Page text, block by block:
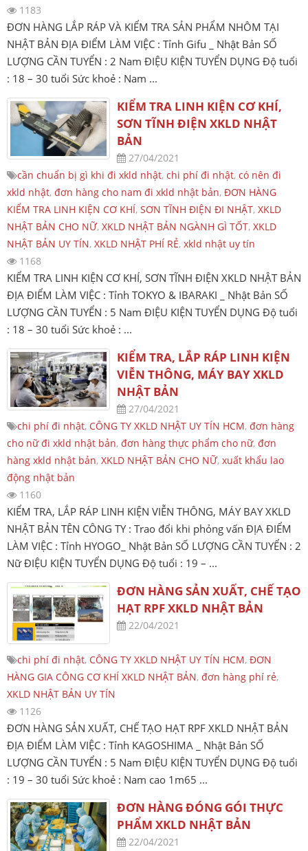
1183
ĐƠN HÀNG LẮP RÁP VÀ KIỂM TRA SẢN PHẨM NHÔM TẠI
NHẬT BẢN ĐỊA ĐIỂM LÀM VIỆC : Tỉnh Gifu _ Nhật Bản SỐ
LƯỢNG CẦN TUYỂN : 2 Nam ĐIỆU KIỆN TUYỂN DỤNG Độ tuổi
: 18 – 30 tuổi Sức khoẻ : Nam ...
KIỂM TRA LINH KIỆN CƠ KHÍ,
SƠN TĨNH ĐIỆN XKLD NHẬT
BẢN
27/04/2021
cần chuẩn bị gì khi đi xkld nhật, chi phí đi nhật, có nên đi
xkld nhật, đơn hàng cho nam đi xkld nhật bản, ĐƠN HÀNG
KIỂM TRA LINH KIỆN CƠ KHÍ, SƠN TĨNH ĐIỆN ĐI NHẬT, XKLD
NHẬT BẢN CHO NỮ, XKLD NHẬT BẢN NGÀNH GÌ TỐT, XKLD
NHẬT BẢN UY TÍN, XKLD NHẬT PHÍ RẺ, xkld nhật uy tín
1168
KIỂM TRA LINH KIỆN CƠ KHÍ, SƠN TĨNH ĐIỆN XKLD NHẬT BẢN
ĐỊA ĐIỂM LÀM VIỆC : Tỉnh TOKYO & IBARAKI _ Nhật Bản SỐ
LƯỢNG CẦN TUYỂN : 5 Nam ĐIỆU KIỆN TUYỂN DỤNG Độ tuổi
: 18 – 30 tuổi Sức khoẻ : ...
KIỂM TRA, LẮP RÁP LINH KIỆN
VIỄN THÔNG, MÁY BAY XKLD
NHẬT BẢN
27/04/2021
chi phí đi nhật, CÔNG TY XKLD NHẬT UY TÍN HCM, đơn hàng
cho nữ đi xkld nhật bản, đơn hàng thực phẩm cho nữ, đơn
hàng xkld nhật bản, XKLD NHẬT BẢN CHO NỮ, xuất khẩu lao
động nhật bản
1160
KIỂM TRA, LẮP RÁP LINH KIỆN VIỄN THÔNG, MÁY BAY XKLD
NHẬT BẢN TÊN CÔNG TY : Trao đổi khi phỏng vấn ĐỊA ĐIỂM
LÀM VIỆC : Tỉnh HYOGO_ Nhật Bản SỐ LƯỢNG CẦN TUYỂN : 2
Nữ ĐIỆU KIỆN TUYỂN DỤNG Độ tuổi : 19 – ...
ĐƠN HÀNG SẢN XUẤT, CHẾ TẠO
HẠT RPF XKLD NHẬT BẢN
22/04/2021
chi phí đi nhật, CÔNG TY XKLD NHẬT UY TÍN HCM, ĐƠN
HÀNG GIA CÔNG CƠ KHÍ XKLD NHẬT BẢN, đơn hàng phí rẻ,
XKLD NHẬT BẢN UY TÍN
1126
ĐƠN HÀNG SẢN XUẤT, CHẾ TẠO HẠT RPF XKLD NHẬT BẢN
ĐỊA ĐIỂM LÀM VIỆC : Tỉnh KAGOSHIMA _ Nhật Bản SỐ
LƯỢNG CẦN TUYỂN : 5 Nam ĐIỆU KIỆN TUYỂN DỤNG Độ tuổi
: 19 – 30 tuổi Sức khoẻ : Nam cao 1m65 ...
ĐƠN HÀNG ĐÓNG GÓI THỰC
PHẨM XKLD NHẬT BẢN
22/04/2021